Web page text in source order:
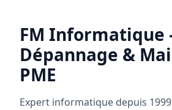
FM
Dépannage &
PME
Expert informatique depuis